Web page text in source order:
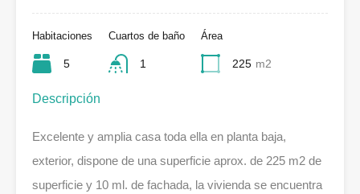
Habitaciones
5
Cuartos de baño
1
Área
225 m2
Descripción
Excelente y amplia casa toda ella en planta baja,
exterior, dispone de una superficie aprox. de 225 m2 de
superficie y 10 ml. de fachada, la vivienda se encuentra